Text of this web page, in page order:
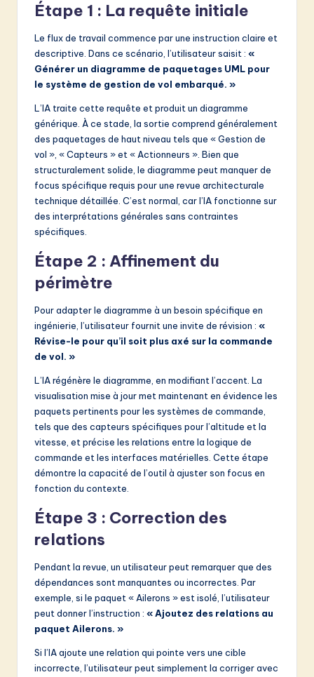
Étape 1 : La requête initiale
Le flux de travail commence par une instruction claire et
descriptive. Dans ce scénario, l’utilisateur saisit : «
Générer un diagramme de paquetages UML pour
le système de gestion de vol embarqué. »
L’IA traite cette requête et produit un diagramme
générique. À ce stade, la sortie comprend généralement
des paquetages de haut niveau tels que « Gestion de
vol », « Capteurs » et « Actionneurs ». Bien que
structuralement solide, le diagramme peut manquer de
focus spécifique requis pour une revue architecturale
technique détaillée. C’est normal, car l’IA fonctionne sur
des interprétations générales sans contraintes
spécifiques.
Étape 2 : Affinement du
périmètre
Pour adapter le diagramme à un besoin spécifique en
ingénierie, l’utilisateur fournit une invite de révision : «
Révise-le pour qu’il soit plus axé sur la commande
de vol. »
L’IA régénère le diagramme, en modifiant l’accent. La
visualisation mise à jour met maintenant en évidence les
paquets pertinents pour les systèmes de commande,
tels que des capteurs spécifiques pour l’altitude et la
vitesse, et précise les relations entre la logique de
commande et les interfaces matérielles. Cette étape
démontre la capacité de l’outil à ajuster son focus en
fonction du contexte.
Étape 3 : Correction des
relations
Pendant la revue, un utilisateur peut remarquer que des
dépendances sont manquantes ou incorrectes. Par
exemple, si le paquet « Ailerons » est isolé, l’utilisateur
peut donner l’instruction : « Ajoutez des relations au
paquet Ailerons. »
Si l’IA ajoute une relation qui pointe vers une cible
incorrecte, l’utilisateur peut simplement la corriger avec